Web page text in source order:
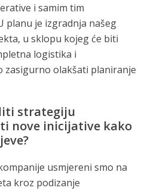
i samim tim
planu je izgradnja našeg
u sklopu kojeg će biti
logistika i
zasigurno olakšati planiranje
strategiju
nove inicijative kako
usmjereni smo na
kroz podizanje